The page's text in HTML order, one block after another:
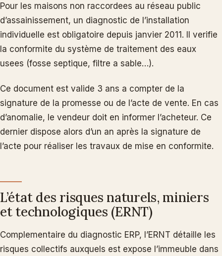
Pour les maisons non raccordees au réseau public
d’assainissement, un diagnostic de l’installation
individuelle est obligatoire depuis janvier 2011. Il verifie
la conformite du système de traitement des eaux
usees (fosse septique, filtre a sable…).
Ce document est valide 3 ans a compter de la
signature de la promesse ou de l’acte de vente. En cas
d’anomalie, le vendeur doit en informer l’acheteur. Ce
dernier dispose alors d’un an après la signature de
l’acte pour réaliser les travaux de mise en conformite.
L’état des risques naturels, miniers
et technologiques (ERNT)
Complementaire du diagnostic ERP, l’ERNT détaille les
risques collectifs auxquels est expose l’immeuble dans